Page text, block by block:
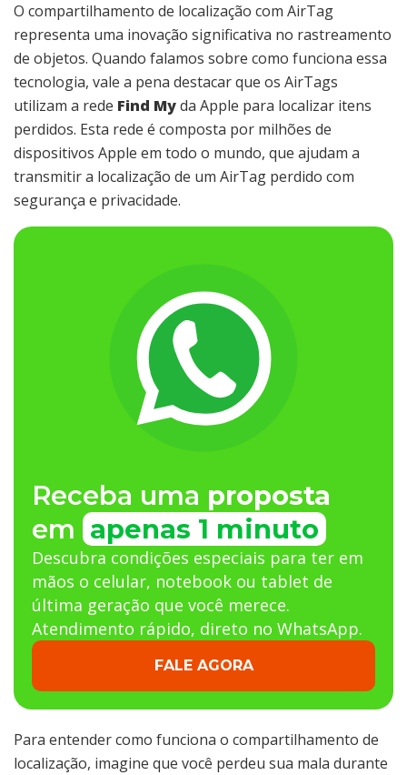
O compartilhamento de localização com AirTag
representa uma inovação significativa no rastreamento
de objetos. Quando falamos sobre como funciona essa
tecnologia, vale a pena destacar que os AirTags
utilizam a rede Find Myda Apple para localizar itens
perdidos. Esta rede é composta por milhões de
dispositivos Apple em todo o mundo, que ajudam a
transmitir a localização de um AirTag perdido com
segurança e privacidade.
Receba uma proposta
em apenas 1 minuto
Descubra condições especiais para ter em
mãos o celular, notebook ou tablet de
última geração que você merece.
Atendimento rápido, direto no WhatsApp.
FALE AGORA
Para entender como funciona o compartilhamento de
localização, imagine que você perdeu sua mala durante